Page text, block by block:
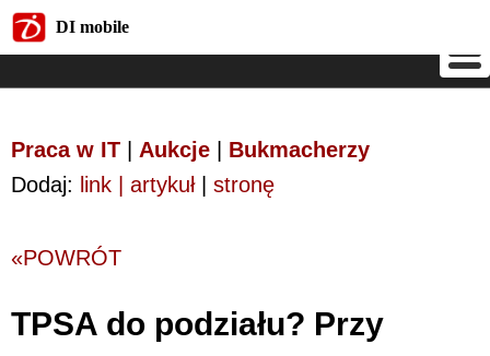
DI mobile
Praca w IT Aukcje
Bukmacherzy
Dodaj: link | artykuł| stronę
«POWRÓT
TPSA do podziału? Przy
DI mobile